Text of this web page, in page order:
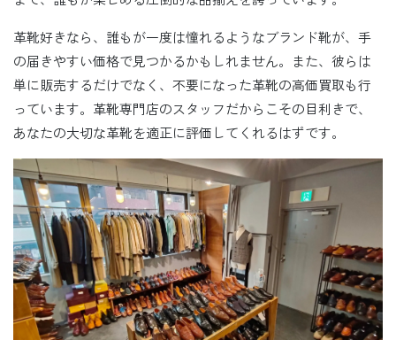
革靴好きなら、誰もが一度は憧れるようなブランド靴が、手
の届きやすい価格で見つかるかもしれません。また、彼らは
単に販売するだけでなく、不要になった革靴の高価買取も行
っています。革靴専門店のスタッフだからこその目利きで、
あなたの大切な革靴を適正に評価してくれるはずです。